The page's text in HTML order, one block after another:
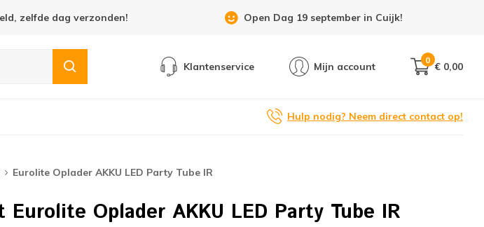
zelfde dag verzonden! Open Dag 19 september in Cuijk!
Klantenservice Mijn account
0
€ 0,00
Hulp nodig? Neem direct contact op!
Eurolite Oplader AKKU LED Party Tube IR
Oplader AKKU LED Party Tube IR